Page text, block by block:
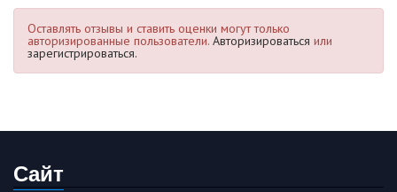
Оставлять отзывы и ставить оценки могут только
авторизированные пользователи. Авторизироваться или
зарегистрироваться.
Сайт